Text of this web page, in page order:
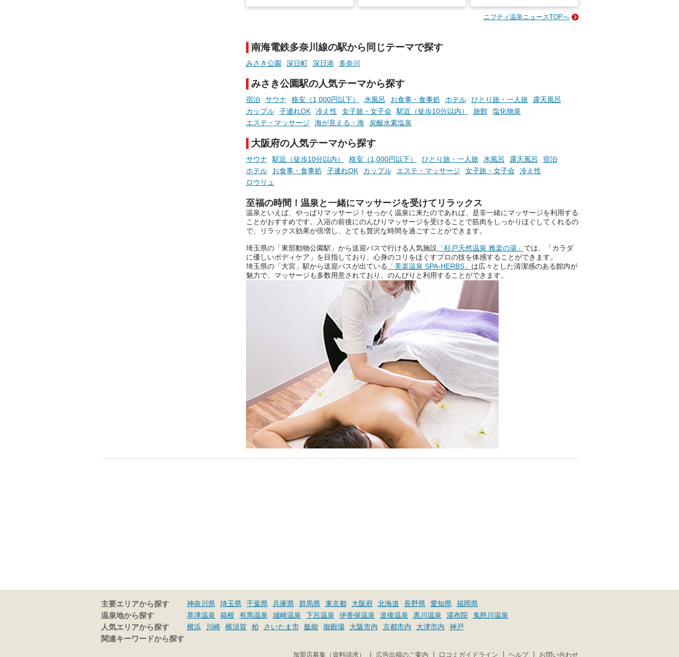
っとした悩み」が、頭に浮かん
でくることはありませんか？
お風呂でリラックスしているか
らこそ向き合える、大切な自分
の本音。
りの温まった心のまま相談でき
たら素敵ですよね。
は、そんなあなたの心のつぶや
きをプロの占い師に相談するこ
とができるサービスです。
おふろパス会員様なら、この特
別なひとときを「毎月10分無
料」でご利用いただけます。
お湯で体がほぐれたら、次は占
い師さんとお話しして、心もほ
す。
ら、日本各地にある炭酸水素塩
泉を12施設セレクト。すべて
日帰り入浴可能で、源泉かけ流
しと泉質の良さにこだわりつ
つ、万人におすすめしたい施設
を厳選しました。
2026年8月1日（土）～8月31
さらに、各館ではアロマロウリ
ュやアウフグースなど、サウナ
好きにはたまらない多彩なイベ
───
提供元：万葉倶楽部株式会社
【PR】
ニフティ温泉ニュースTOPへ
南海電鉄多奈川線の駅から同じテーマで探す
みさき公園 深日町 深日港 多奈川
みさき公園駅の人気テーマから探す
宿泊 サウナ 格安（1,000円以下） 水風呂 お食事・食事処 ホテル ひとり旅・一人旅
露天風呂
カップル
子連れOK 冷え性 女子旅・女子会 駅近（徒歩10分以内） 旅館
塩化物泉
エステ・マッサージ
海が見える・海 炭酸水素塩泉
大阪府の人気テーマから探す
サウナ 駅近（徒歩10分以内） 格安（1,000円以下） ひとり旅・一人旅 水風呂 露天風呂
宿泊
ホテル
お食事・食事処 子連れOK カップル エステ・マッサージ 女子旅・女子会
冷え性
ロウリュ
至福の時間！温泉と一緒にマッサージを受けてリラックス
温泉といえば、やっぱりマッサージ！せっかく温泉に来たのであれば、是非一緒にマッサージを利用する
ことがおすすめです。入浴の前後にのんびりマッサージを受けることで筋肉をしっかりほぐしてくれるの
で、リラックス効果が倍増し、とても贅沢な時間を過ごすことができます。
埼玉県の「東部動物公園駅」から送迎バスで行ける人気施設 「杉戸天然温泉 雅楽の湯」 では、「カラダ
に優しいボディケア」を目指しており、心身のコリをほぐすプロの技を体感することができます。
埼玉県の「大宮」駅から送迎バスが出ている 「美楽温泉 SPA-HERBS」 は広々とした清潔感のある館内が
魅力で、マッサージも多数用意されており、のんびりと利用することができます。
主要エリアから探す 神奈川県 埼玉県 千葉県 兵庫県 群馬県 東京都 大阪府 北海道 長野県 愛知県
福岡県
温泉地から探す
草津温泉 箱根 有馬温泉 城崎温泉 下呂温泉 伊香保温泉 道後温泉 黒川温泉 湯布院
鬼怒川温泉
人気エリアから探す
横浜 川崎 横須賀 柏 さいたま市 飯能 御殿場 大阪市内 京都市内 大津市内
神戸
関連キーワードから探す
お問い合わせ
ヘルプ
口コミガイドライン
広告出稿のご案内
加盟店募集（資料請求）